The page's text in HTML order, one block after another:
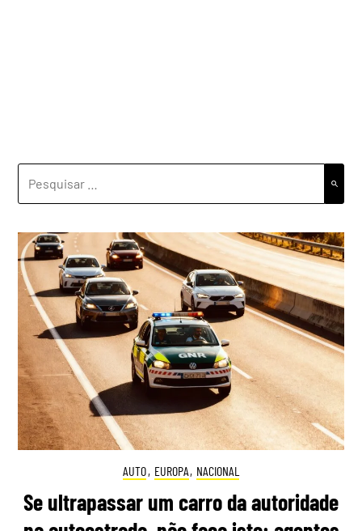
POR:
AUTO, EUROPA, NACIONAL
Se ultrapassar um carro da autoridade